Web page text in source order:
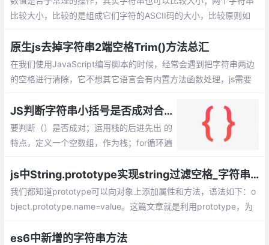
比较大小，比较的是组成它们字符的ASCII码的大小，比较原则如
原生js去掉字符串2端空格Trim()方法总汇
在我们使用JavaScript编写脚本的时候，经常会遇到把字符串两边
的空格进行清除，它不想其它语言会有内置方法函数处理，js需要
法，我们可以直接使用。
JS判断字符串小括号是否成对合法
要判断（）是否成对；运用栈的后进先出 的
特点，定义一个空数组，作为栈；for循环遍
数组最顶端，push方法，记录发现一个左括
号；
js中String.prototype实现string过滤空格_字符串空格过滤
我们都知道prototype可以向对象上添加属性和方法，语法如下：o
bject.prototype.name=value。这篇文章就是利用prototype，为
es6中新增的字符串方法